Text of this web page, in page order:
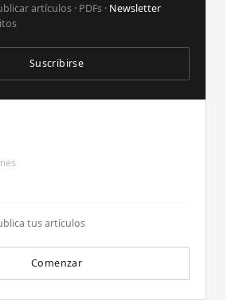
tus artículos
Comenzar
artículos · PDFs · Newsletter
Suscribirse